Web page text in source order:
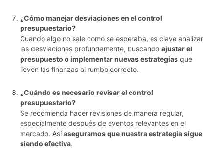
¿Cómo manejar desviaciones en el control
presupuestario?
Cuando algo no sale como se esperaba, es clave analizar
las desviaciones profundamente, buscando ajustar el
presupuesto o implementar nuevas estrategias que
lleven las finanzas al rumbo correcto.
¿Cuándo es necesario revisar el control
presupuestario?
Se recomienda hacer revisiones de manera regular,
especialmente después de eventos relevantes en el
mercado. Asíaseguramos que nuestra estrategia sigue
siendo efectiva.